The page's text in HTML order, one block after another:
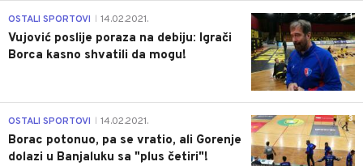
1
OSTALI SPORTOVI 14.02.2021.
Vujović poslije poraza na debiju: Igrači
Borca kasno shvatili da mogu!
3
OSTALI SPORTOVI 14.02.2021.
Borac potonuo, pa se vratio, ali Gorenje
dolazi u Banjaluku sa "plus četiri"!